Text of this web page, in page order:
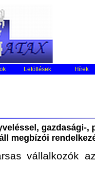
Letöltések Hírek
gazdasági-,
megbízói
vállalkozók